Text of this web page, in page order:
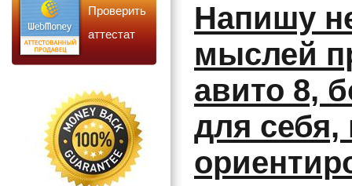
Проверить
аттестат
Напишу
мыслей
авито 8,
для